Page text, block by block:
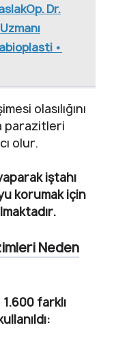
Dr.
•
olasılığını
parazitleri
olur.
iştahı
korumak için
Neden
farklı